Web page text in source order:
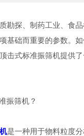
探、制药工业、食品
基础而重要的参数。
击式标准振筛机提供
筛机？
是一种用于物料粒度